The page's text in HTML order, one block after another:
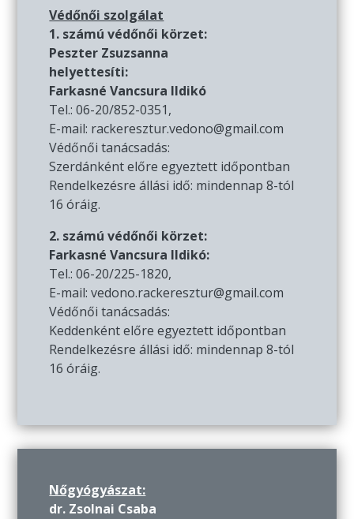
Védőnői szolgálat
1. számú védőnői körzet:
Peszter Zsuzsanna
helyettesíti:
Farkasné Vancsura Ildikó
Tel.: 06-20/852-0351,
E-mail: rackeresztur.vedono@gmail.com
Védőnői tanácsadás:
Szerdánként előre egyeztett időpontban
Rendelkezésre állási idő: mindennap 8-tól
16 óráig.
2. számú védőnői körzet:
Farkasné Vancsura Ildikó:
Tel.: 06-20/225-1820,
E-mail: vedono.rackeresztur@gmail.com
Védőnői tanácsadás:
Keddenként előre egyeztett időpontban
Rendelkezésre állási idő: mindennap 8-tól
16 óráig.
Nőgyógyászat:
dr. Zsolnai Csaba